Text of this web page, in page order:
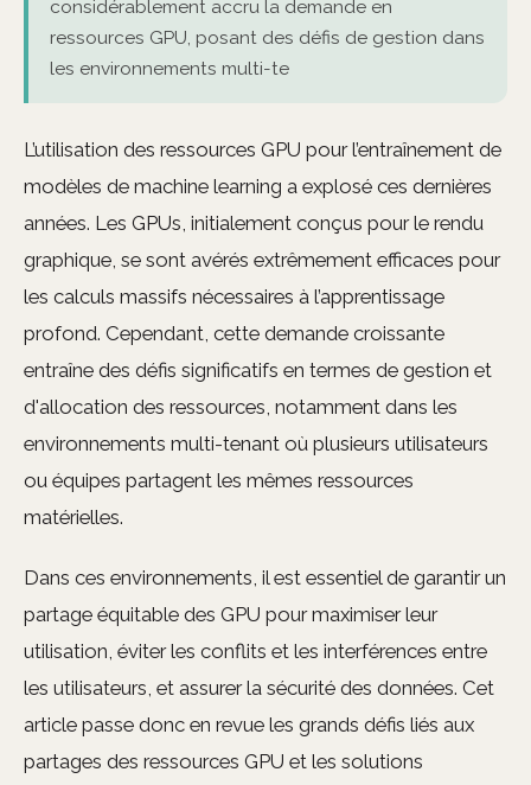
considérablement accru la demande en
ressources GPU, posant des défis de gestion dans
les environnements multi-te
L’utilisation des ressources GPU pour l’entraînement de
modèles de machine learning a explosé ces dernières
années. Les GPUs, initialement conçus pour le rendu
graphique, se sont avérés extrêmement efficaces pour
les calculs massifs nécessaires à l’apprentissage
profond. Cependant, cette demande croissante
entraîne des défis significatifs en termes de gestion et
d'allocation des ressources, notamment dans les
environnements multi-tenant où plusieurs utilisateurs
ou équipes partagent les mêmes ressources
matérielles.
Dans ces environnements, il est essentiel de garantir un
partage équitable des GPU pour maximiser leur
utilisation, éviter les conflits et les interférences entre
les utilisateurs, et assurer la sécurité des données. Cet
article passe donc en revue les grands défis liés aux
partages des ressources GPU et les solutions